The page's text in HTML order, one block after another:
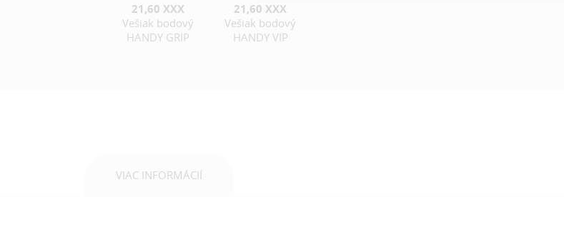
21,60 XXX
Vešiak bodový
HANDY GRIP
21,60 XXX
Vešiak bodový
HANDY VIP
VIAC INFORMÁCIÍ